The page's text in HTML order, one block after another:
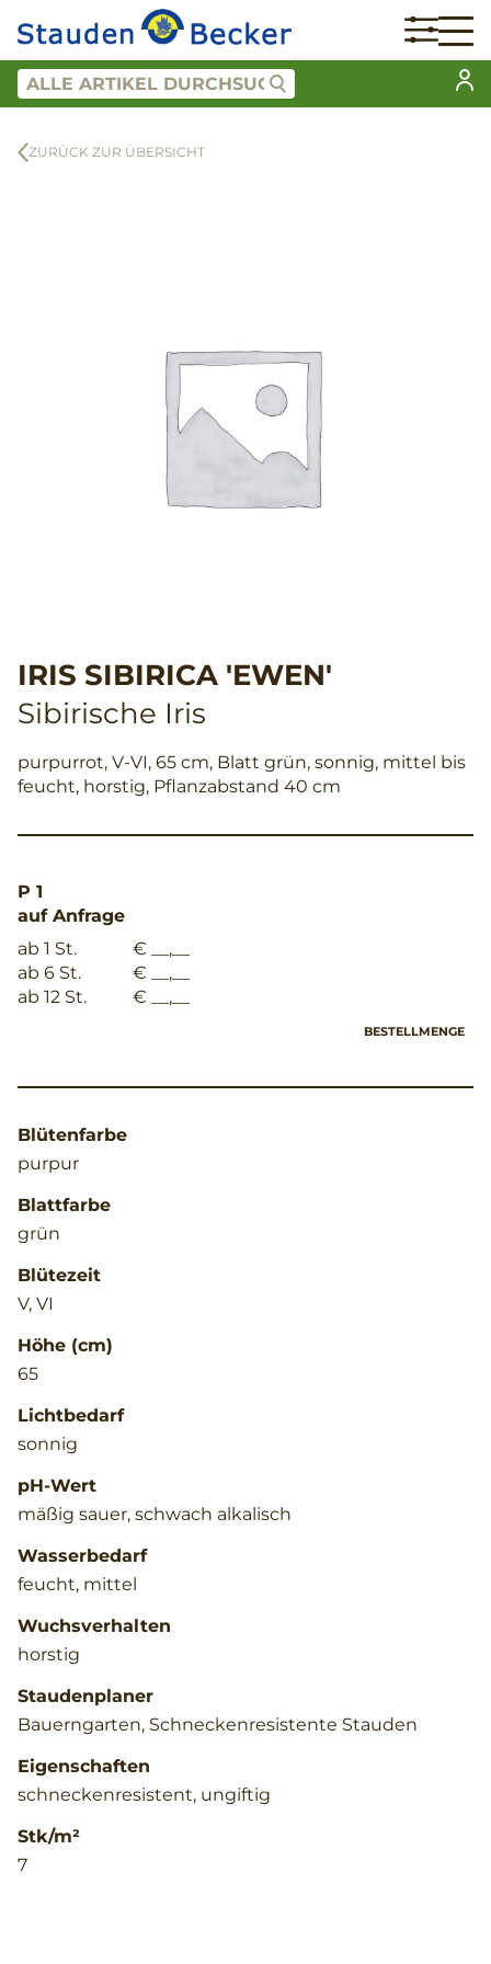
ZURÜCK ZUR ÜBERSICHT
IRIS SIBIRICA 'EWEN'
Sibirische Iris
purpurrot, V-VI, 65 cm, Blatt grün, sonnig, mittel bis
feucht, horstig, Pflanzabstand 40 cm
P 1
auf Anfrage
ab 1 St.
€ __,__
ab 6 St.
€ __,__
ab 12 St.
€ __,__
BESTELLMENGE
Blütenfarbe
purpur
Blattfarbe
grün
Blütezeit
V, VI
Höhe (cm)
65
Lichtbedarf
sonnig
pH-Wert
mäßig sauer, schwach alkalisch
Wasserbedarf
feucht, mittel
Wuchsverhalten
horstig
Staudenplaner
Bauerngarten, Schneckenresistente Stauden
Eigenschaften
schneckenresistent, ungiftig
Stk/m²
7